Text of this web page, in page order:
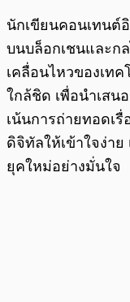
นักเขียนคอนเทนต์
บนบล็อกเชนและก
เคลื่อนไหวของเทค
ใกล้ชิด เพื่อนำเส
เน้นการถ่ายทอดเ
ดิจิทัลให้เข้าใจง่า
ยุคใหม่อย่างมั่นใจ